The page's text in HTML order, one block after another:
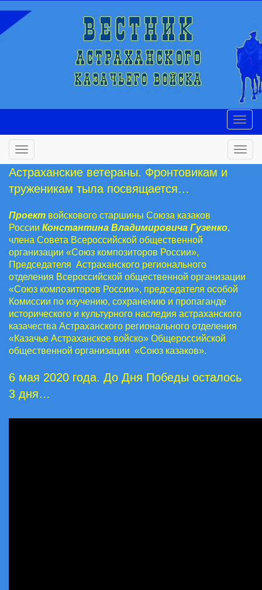
Астраханские ветераны. Фронтовикам и
труженикам тыла посвящается…
Проект войскового старшины Союза казаков
России Константина Владимировича Гузенко,
члена Совета Всероссийской общественной
организации «Союз композиторов России»,
Председателя Астраханского регионального
отделения Всероссийской общественной организации
«Союз композиторов России», председателя особой
Комиссии по изучению, сохранению и пропаганде
исторического и культурного наследия астраханского
казачества Астраханского регионального отделения
«Казачье Астраханское войско» Общероссийской
общественной организации «Союз казаков».
6 мая 2020 года. До Дня Победы осталось
3 дня…